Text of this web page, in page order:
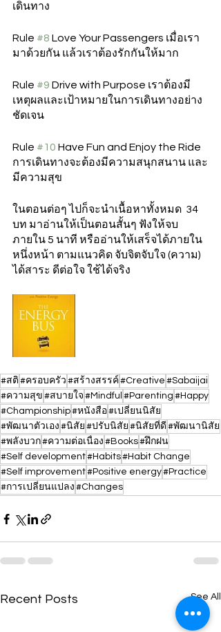
เดินทาง
Rule #8 Love Your Passengers เมื่อเรา
มาด้วยกัน แล้วเราต้องรักกันให้มาก
Rule #9 Drive with Purpose เราต้องมี
เหตุผลและเป้าหมายในการเดินทางอย่าง
ชัดเจน
Rule #10 Have Fun and Enjoy the Ride
การเดินทางจะต้องมีความสนุกสนาน และ
มีความสุข
ในตอนต่อๆ ไปก็จะนำเนื้อหาทั้งหมด  34
บท มาอ่านให้เป็นตอนสั้นๆ ฟังให้จบ
ภายใน 5 นาที หรืออ่านให้เสร็จได้ภายใน
หนึ่งหน้า ตามแนวคิด จับจิตจับใจ (ความ)
ได้สาระ ดีต่อใจ ใช้ได้จริง
#สติ #ครอบครัว #สร้างสรรค์#Creative #Sabaijai
#ความสุข #สบายใจ #Mindful #Parenting #Happy
#Championship#หนังสือ#เปลี่ยนนิสัย
#พัฒนาตัวเอง #นิสัย #ปรับนิสัย #นิสัยที่ดี #พัฒนานิสัย
#พลังบวก#ความต่อเนื่อง #Books#ฝึกฝน
#Self development#Habits#Habit Change
#Self improvement#Positive energy#Practice
#การเปลี่ยนแปลง #Changes
Recent Posts See All